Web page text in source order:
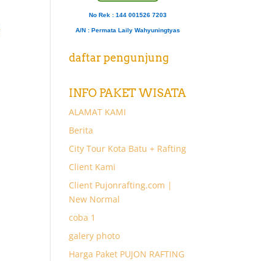
No Rek : 144 001526 7203
A/N : Permata Laily Wahyuningtyas
daftar pengunjung
INFO PAKET WISATA
ALAMAT KAMI
Berita
City Tour Kota Batu + Rafting
Client Kami
Client Pujonrafting.com |
New Normal
coba 1
galery photo
Harga Paket PUJON RAFTING